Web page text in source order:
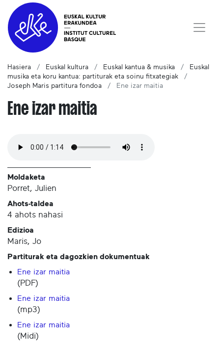
Hasiera Euskal kultura Euskal kantua & musika
Euskal
musika eta koru kantua: partiturak eta soinu fitxategiak
Joseph Maris partitura fondoa
Ene izar maitia
Ene izar maitia
Moldaketa
Porret, Julien
Ahots-taldea
4 ahots nahasi
Edizioa
Maris, Jo
Partiturak eta dagozkien dokumentuak
Ene izar maitia
(PDF)
Ene izar maitia
(mp3)
Ene izar maitia
(Midi)